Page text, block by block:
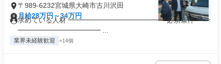
〒989-6232宮城県大崎市古川沢田
月給28万円～34万円
求めている人材 ━━━━━━━━━━━━━━ 必須条件 ━━
━━━━━━━━━━━━ ...
業界未経験歓迎 +14個